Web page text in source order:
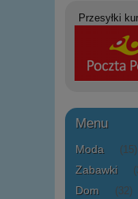
Przesyłki
Menu
Moda (15)
Zabawki
Dom (32)